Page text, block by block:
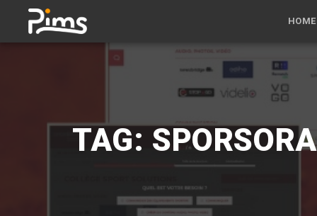
TAG: SPORSORA
HOME